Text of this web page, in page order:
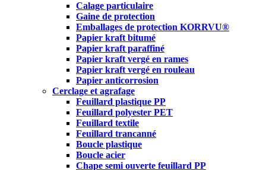
Calage particulaire
Gaine de protection
Emballages de protection KORRVU®
Papier kraft bitumé
Papier kraft paraffiné
Papier kraft vergé en rames
Papier kraft vergé en rouleau
Papier anticorrosion
Cerclage et agrafage
Feuillard plastique PP
Feuillard polyester PET
Feuillard textile
Feuillard trancanné
Boucle plastique
Boucle acier
Chape semi ouverte feuillard PP